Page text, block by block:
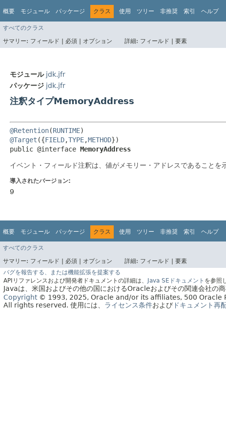
概要 モジュール パッケージ クラス 使用 ツリー 非推奨 索引 ヘルプ
すべてのクラス
サマリー: フィールド | 必須 | オプション 詳細: フィールド | 要素
モジュール jdk.jfr
パッケージ jdk.jfr
注釈タイプMemoryAddress
@Retention(RUNTIME
@Target ({FIELD,TYPE,METHOD})
public @interface MemoryAddress
イベント・フィールド注釈は、値がメモリー・アドレスであることを
導入されたバージョン:
9
概要 モジュール パッケージ クラス 使用 ツリー 非推奨 索引 ヘルプ
すべてのクラス
サマリー: フィールド | 必須 | オプション 詳細: フィールド | 要素
バグを報告する、または機能拡張を提案する
APIリファレンスおよび開発者ドキュメントの詳細は、
Java SEドキュメント を参照
Javaは、米国およびその他の国におけるOracleおよびその関連会社の商
Copyright© 1993, 2025, Oracle and/or its affiliates, 500 Oracle
All rights reserved. 使用には、 ライセンス条件および ドキュメント再